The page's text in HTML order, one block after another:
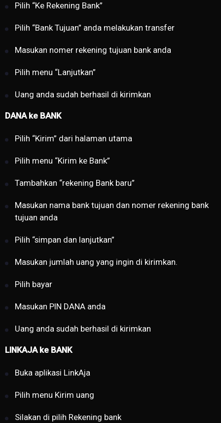
Pilih “Ke Rekening Bank”
Pilih “Bank Tujuan” anda melakukan transfer
Masukan nomer rekening tujuan bank anda
Pilih menu “Lanjutkan”
Uang anda sudah berhasil di kirimkan
DANA ke BANK
Pilih “Kirim” dari halaman utama
Pilih menu “Kirim ke Bank”
Tambahkan “rekening Bank baru”
Masukan nama bank tujuan dan nomer rekening bank
tujuan anda
Pilih “simpan dan lanjutkan”
Masukan jumlah uang yang ingin di kirimkan.
Pilih bayar
Masukan PIN DANA anda
Uang anda sudah berhasil di kirimkan
LINKAJA ke BANK
Buka aplikasi LinkAja
Pilih menu Kirim uang
Silakan di pilih Rekening bank